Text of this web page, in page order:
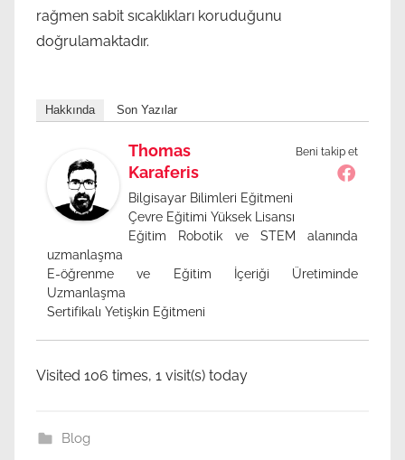
rağmen sabit sıcaklıkları koruduğunu
doğrulamaktadır.
Hakkında Son Yazılar
Beni takip et
Thomas
Karaferis
Bilgisayar Bilimleri Eğitmeni
Çevre Eğitimi Yüksek Lisansı
Eğitim Robotik ve STEM alanında
uzmanlaşma
E-öğrenme ve Eğitim İçeriği Üretiminde
Uzmanlaşma
Sertifikalı Yetişkin Eğitmeni
Visited 106 times, 1 visit(s) today
Blog